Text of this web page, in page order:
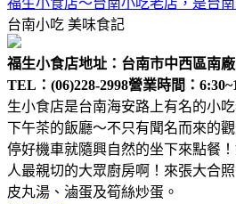
台南小吃 美味食記
福生小食店地址：台南市中西區南
TEL：(06)228-2998營業時間：
生小食店是台南海安路上有名的小
下午茶的飯廳～不只有聞名而來的
停好機車就隨興自然的坐下來點餐
人最親切的大眾廚房啊！來張大合
皮丸湯、滷蛋及筍絲炒蛋。